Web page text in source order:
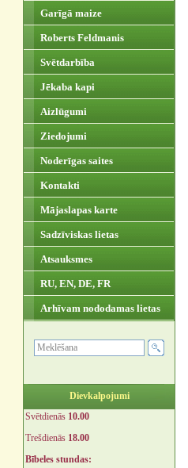
Garīgā maize
Roberts Feldmanis
Svētdarbība
Jēkaba kapi
Aizlūgumi
Ziedojumi
Noderīgas saites
Kontakti
Mājaslapas karte
Sadzīviskas lietas
Atsauksmes
RU, EN, DE, FR
Arhīvam nododamas lietas
Dievkalpojumi
Svētdienās 10.00
Trešdienās 18.00
Bībeles stundas: